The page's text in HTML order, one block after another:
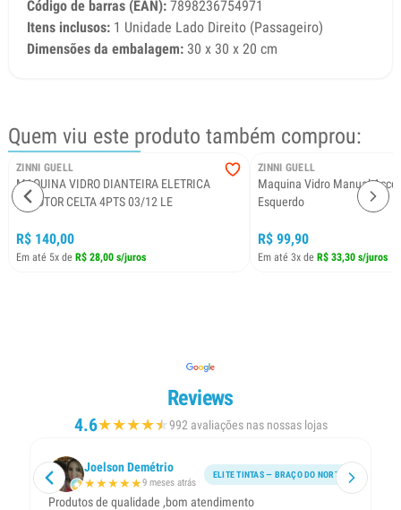
Código de barras (EAN): 7898236754971
Itens inclusos: 1 Unidade Lado Direito (Passageiro)
Dimensões da embalagem: 30 x 30 x 20 cm
Quem viu este produto também comprou:
ZINNI GUELL
MAQUINA VIDRO DIANTEIRA ELETRICA
S/MOTOR CELTA 4PTS 03/12 LE
R$ 140,00
Em até 5x de R$ 28,00 s/juros
ZINNI GUELL
Maquina Vidro Manual
Esquerdo
R$ 99,90
Em até 3x de R$ 33,30 s/juros
Reviews
4.6★★★★★
★992 avaliações nas nossas lojas
Joelson Demétrio
★★★★★9 meses atrás
ELITE TINTAS — BRAÇO DO NORTE
Produtos de qualidade ,bom atendimento